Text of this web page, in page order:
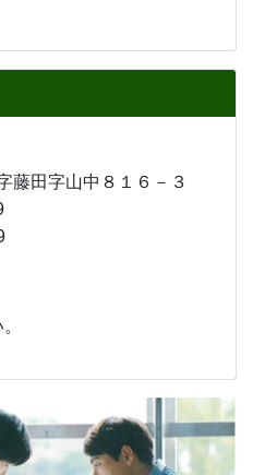
藤田字山中８１６－３